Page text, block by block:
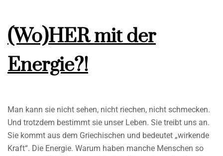
(Wo)HER mit der
Energie?!
Man kann sie nicht sehen, nicht riechen, nicht schmecken.
Und trotzdem bestimmt sie unser Leben. Sie treibt uns an.
Sie kommt aus dem Griechischen und bedeutet „wirkende
Kraft“. Die Energie. Warum haben manche Menschen so